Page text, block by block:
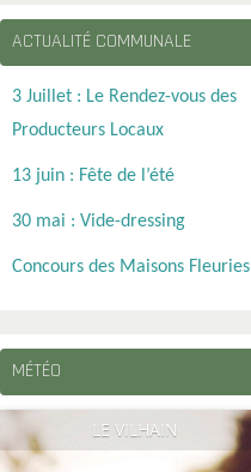
ACTUALITÉ COMMUNALE
3 Juillet : Le Rendez-vous des
Producteurs Locaux
13 juin : Fête de l’été
30 mai : Vide-dressing
Concours des Maisons Fleuries
MÉTÉO
LE VILHAIN